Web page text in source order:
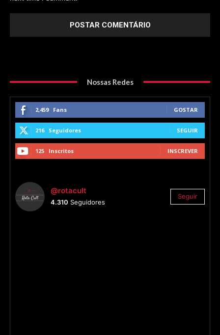
Nossas Redes
2,459 Fans GOSTAR
216 Seguidores SEGUIR
125 Inscritos INSCREVER
@rotacult
4.310 Seguidores
Seguir